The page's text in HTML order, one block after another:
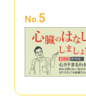
No.5